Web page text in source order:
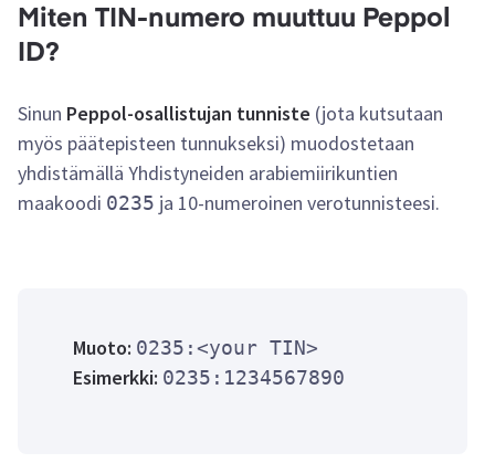
Miten TIN-numero muuttuu Peppol
ID?
Sinun Peppol-osallistujan tunniste (jota kutsutaan
myös päätepisteen tunnukseksi) muodostetaan
yhdistämällä Yhdistyneiden arabiemiirikuntien
maakoodi 0235 ja 10-numeroinen verotunnisteesi.
Muoto: 0235:<your TIN>
Esimerkki: 0235:1234567890